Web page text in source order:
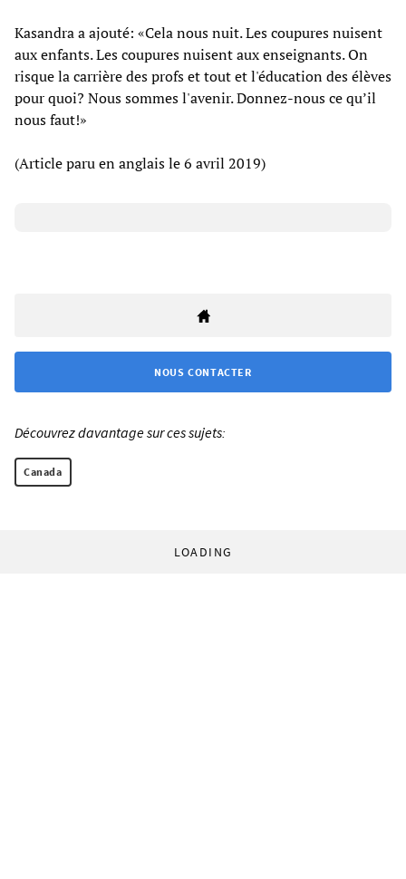
Kasandra a ajouté: «Cela nous nuit. Les coupures nuisent
aux enfants. Les coupures nuisent aux enseignants. On
risque la carrière des profs et tout et l'éducation des élèves
pour quoi? Nous sommes l'avenir. Donnez-nous ce qu’il
nous faut!»
(Article paru en anglais le 6 avril 2019)
NOUS CONTACTER
Découvrez davantage sur ces sujets:
Canada
LOADING